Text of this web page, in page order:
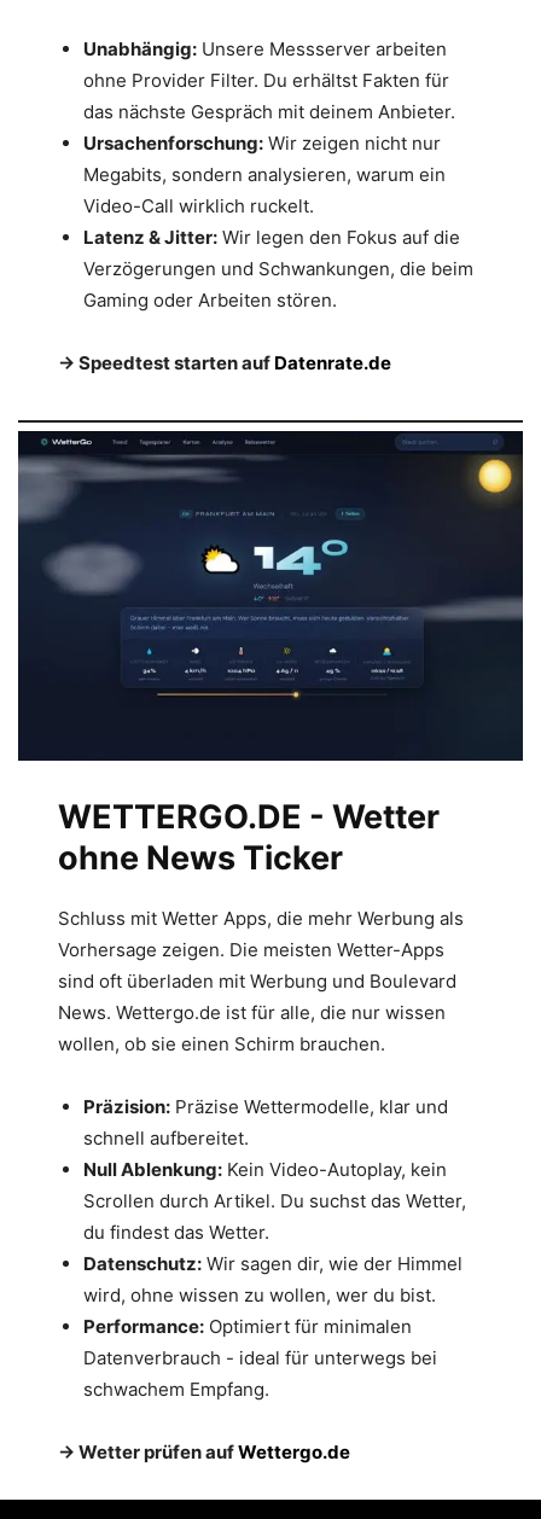
Unabhängig: Unsere Messserver arbeiten
ohne Provider Filter. Du erhältst Fakten für
das nächste Gespräch mit deinem Anbieter.
Ursachenforschung: Wir zeigen nicht nur
Megabits, sondern analysieren, warum ein
Video-Call wirklich ruckelt.
Latenz & Jitter: Wir legen den Fokus auf die
Verzögerungen und Schwankungen, die beim
Gaming oder Arbeiten stören.
→ Speedtest starten auf Datenrate.de
WETTERGO.DE - Wetter
ohne News Ticker
Schluss mit Wetter Apps, die mehr Werbung als
Vorhersage zeigen. Die meisten Wetter-Apps
sind oft überladen mit Werbung und Boulevard
News. Wettergo.de ist für alle, die nur wissen
wollen, ob sie einen Schirm brauchen.
Präzision: Präzise Wettermodelle, klar und
schnell aufbereitet.
Null Ablenkung: Kein Video-Autoplay, kein
Scrollen durch Artikel. Du suchst das Wetter,
du findest das Wetter.
Datenschutz: Wir sagen dir, wie der Himmel
wird, ohne wissen zu wollen, wer du bist.
Performance: Optimiert für minimalen
Datenverbrauch - ideal für unterwegs bei
schwachem Empfang.
→ Wetter prüfen aufWettergo.de